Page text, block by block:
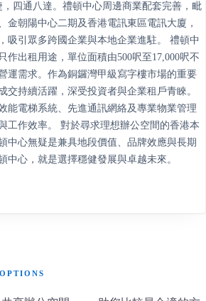
四通八達。禮頓中心周邊商業配套完善，毗
金朝陽中心二期及香港電訊東區電訊大廈，
吸引眾多跨國企業與本地企業進駐。 禮頓中
作出租用途，單位面積由500呎至17,000呎不
運需求。作為銅鑼灣甲級寫字樓市場的重要
交持續活躍，深受投資者與企業租戶青睞。
能電梯系統、先進通訊網絡及專業物業管理
工作效率。 對於尋求理想辦公空間的香港本
中心無疑是兼具地段價值、品牌效應與長期
中心，就是選擇穩健發展與卓越未來。